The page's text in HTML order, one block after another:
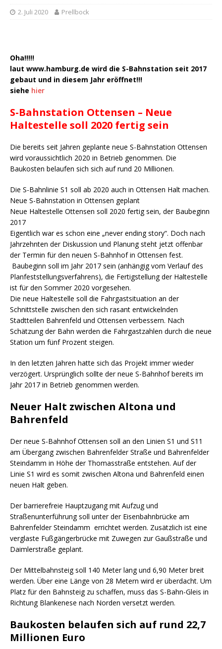
2. Juli 2020 Prellbock
Oha!!!!!
laut www.hamburg.de wird die S-Bahnstation seit 2017
gebaut und in diesem Jahr eröffnet!!!
siehe hier
S-Bahnstation Ottensen – Neue
Haltestelle soll 2020 fertig sein
Die bereits seit Jahren geplante neue S-Bahnstation Ottensen
wird voraussichtlich 2020 in Betrieb genommen. Die
Baukosten belaufen sich sich auf rund 20 Millionen.
Die S-Bahnlinie S1 soll ab 2020 auch in Ottensen Halt machen.
Neue S-Bahnstation in Ottensen geplant
Neue Haltestelle Ottensen soll 2020 fertig sein, der Baubeginn
2017
Eigentlich war es schon eine „never ending story“. Doch nach
Jahrzehnten der Diskussion und Planung steht jetzt offenbar
der Termin für den neuen S-Bahnhof in Ottensen fest.
Baubeginn soll im Jahr 2017 sein (anhängig vom Verlauf des
Planfeststellungsverfahrens), die Fertigstellung der Haltestelle
ist für den Sommer 2020 vorgesehen.
Die neue Haltestelle soll die Fahrgastsituation an der
Schnittstelle zwischen den sich rasant entwickelnden
Stadtteilen Bahrenfeld und Ottensen verbessern. Nach
Schätzung der Bahn werden die Fahrgastzahlen durch die neue
Station um fünf Prozent steigen.
In den letzten Jahren hatte sich das Projekt immer wieder
verzögert. Ursprünglich sollte der neue S-Bahnhof bereits im
Jahr 2017 in Betrieb genommen werden.
Neuer Halt zwischen Altona und
Bahrenfeld
Der neue S-Bahnhof Ottensen soll an den Linien S1 und S11
am Übergang zwischen Bahrenfelder Straße und Bahrenfelder
Steindamm in Höhe der Thomasstraße entstehen. Auf der
Linie S1 wird es somit zwischen Altona und Bahrenfeld einen
neuen Halt geben.
Der barrierefreie Hauptzugang mit Aufzug und
Straßenunterführung soll unter der Eisenbahnbrücke am
Bahrenfelder Steindamm errichtet werden. Zusätzlich ist eine
verglaste Fußgängerbrücke mit Zuwegen zur Gaußstraße und
Daimlerstraße geplant.
Der Mittelbahnsteig soll 140 Meter lang und 6,90 Meter breit
werden. Über eine Länge von 28 Metern wird er überdacht. Um
Platz für den Bahnsteig zu schaffen, muss das S-Bahn-Gleis in
Richtung Blankenese nach Norden versetzt werden.
Baukosten belaufen sich auf rund 22,7
Millionen Euro